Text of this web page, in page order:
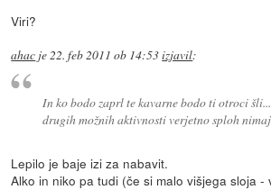
Viri?
ahac je22. feb 2011 ob 14:53izjavil:
In ko bodo zaprl te kavarne bodo ti otroci
drugih možnih aktivnosti verjetno sploh
Lepilo je baje izi za nabavit.
Alko in niko pa tudi (če si malo višjega sloja -